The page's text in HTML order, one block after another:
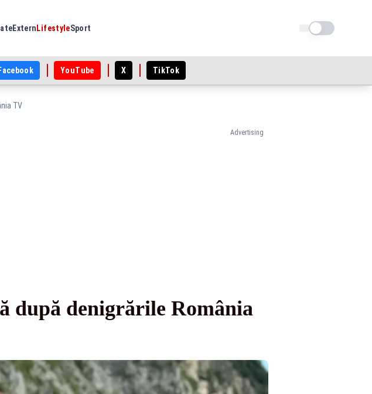
Extern LifestyleSport Schimba tema
Facebook YouTube X TikTok
TV
Advertising
după denigrările România